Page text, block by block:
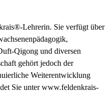
Lehrerin. Sie verfügt über
Qigong und diversen
gehört jedoch der
Weiterentwicklung
Sie unter www.feldenkrais-